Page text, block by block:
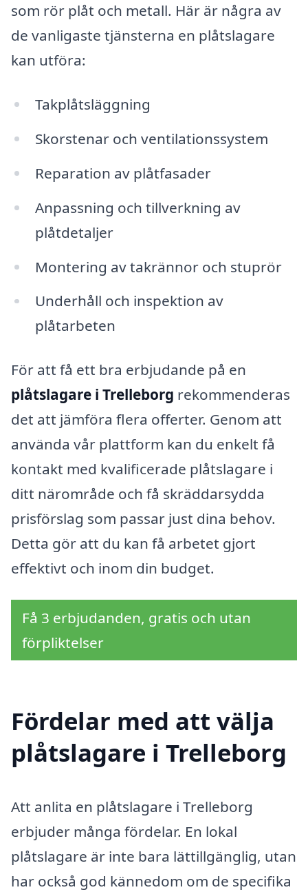
som rör plåt och metall. Här är några av
de vanligaste tjänsterna en plåtslagare
kan utföra:
Takplåtsläggning
Skorstenar och ventilationssystem
Reparation av plåtfasader
Anpassning och tillverkning av
plåtdetaljer
Montering av takrännor och stuprör
Underhåll och inspektion av
plåtarbeten
För att få ett bra erbjudande på en
plåtslagare i Trelleborg rekommenderas
det att jämföra flera offerter. Genom att
använda vår plattform kan du enkelt få
kontakt med kvalificerade plåtslagare i
ditt närområde och få skräddarsydda
prisförslag som passar just dina behov.
Detta gör att du kan få arbetet gjort
effektivt och inom din budget.
Få 3 erbjudanden, gratis och utan
förpliktelser
Fördelar med att välja
plåtslagare i Trelleborg
Att anlita en plåtslagare i Trelleborg
erbjuder många fördelar. En lokal
plåtslagare är inte bara lättillgänglig, utan
har också god kännedom om de specifika